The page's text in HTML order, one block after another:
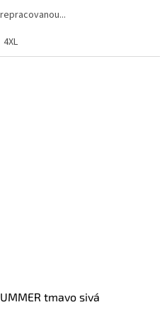
4XL
tmavo sivá